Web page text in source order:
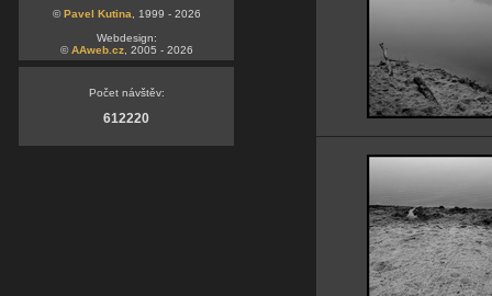
©Pavel Kutina , 1999 - 2026
Webdesign:
©AAweb.cz, 2005 - 2026
Počet návštěv:
612220